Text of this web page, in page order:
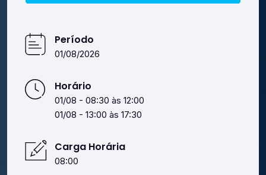
Período
01/08/2026
Horário
01/08 - 08:30 às 12:00
01/08 - 13:00 às 17:30
Carga Horária
08:00